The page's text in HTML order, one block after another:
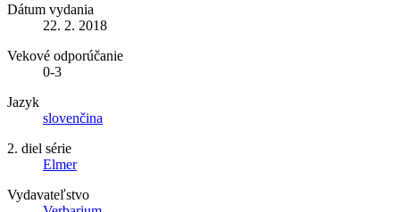
Dátum vydania
22. 2. 2018
Vekové odporúčanie
0-3
Jazyk
slovenčina
2. diel série
Elmer
Vydavateľstvo